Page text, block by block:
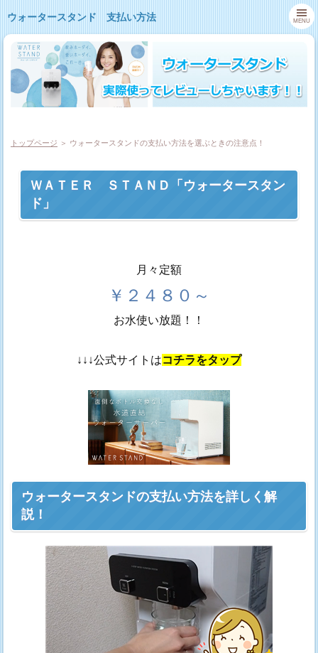
ウォータースタンド 支払い方法 MENU
トップページ ＞ ウォータースタンドの支払い方法を選ぶときの注意点！
ＷＡＴＥＲ ＳＴＡＮＤ「ウォータースタン
ド」
月々定額
￥２４８０～
お水使い放題！！
↓↓↓公式サイトはコチラをタップ
ウォータースタンドの支払い方法を詳しく解
説！